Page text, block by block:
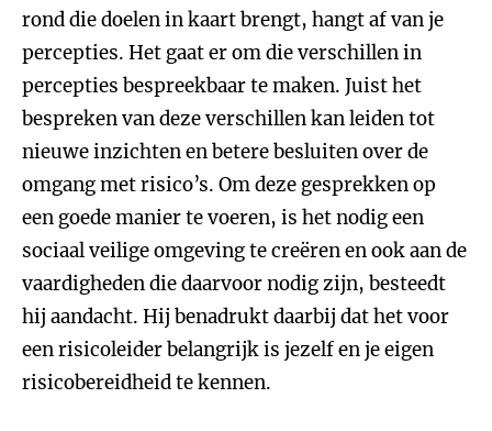
rond die doelen in kaart brengt, hangt af van je
percepties. Het gaat er om die verschillen in
percepties bespreekbaar te maken. Juist het
bespreken van deze verschillen kan leiden tot
nieuwe inzichten en betere besluiten over de
omgang met risico’s. Om deze gesprekken op
een goede manier te voeren, is het nodig een
sociaal veilige omgeving te creëren en ook aan de
vaardigheden die daarvoor nodig zijn, besteedt
hij aandacht. Hij benadrukt daarbij dat het voor
een risicoleider belangrijk is jezelf en je eigen
risicobereidheid te kennen.